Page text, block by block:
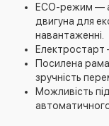
ECO-режим —
двигуна для
навантаженні.
Електростарт
Посилена
зручність
Можливість